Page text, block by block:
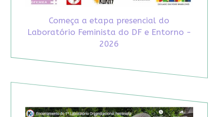
Começa a etapa presencial do
Laboratório Feminista do DF e Entorno -
2026